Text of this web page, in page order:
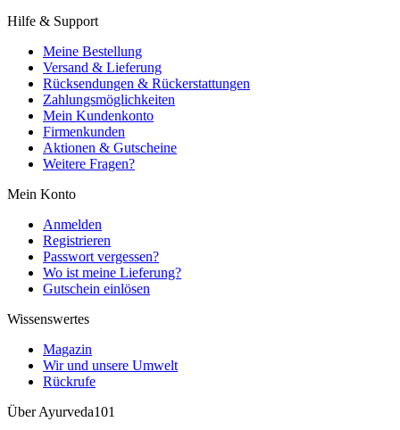
Hilfe & Support
Meine Bestellung
Versand & Lieferung
Rücksendungen & Rückerstattungen
Zahlungsmöglichkeiten
Mein Kundenkonto
Firmenkunden
Aktionen & Gutscheine
Weitere Fragen?
Mein Konto
Anmelden
Registrieren
Passwort vergessen?
Wo ist meine Lieferung?
Gutschein einlösen
Wissenswertes
Magazin
Wir und unsere Umwelt
Rückrufe
Über Ayurveda101